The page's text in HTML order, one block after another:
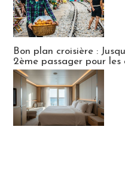
Bon plan croisière :
2ème passager pour